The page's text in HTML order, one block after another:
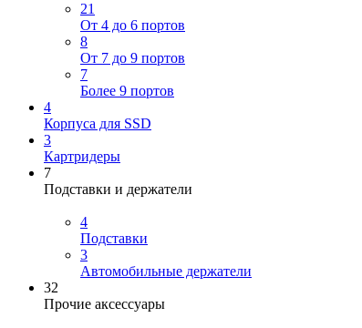
21
От 4 до 6 портов
8
От 7 до 9 портов
7
Более 9 портов
4
Корпуса для SSD
3
Картридеры
7
Подставки и держатели
4
Подставки
3
Автомобильные держатели
32
Прочие аксессуары